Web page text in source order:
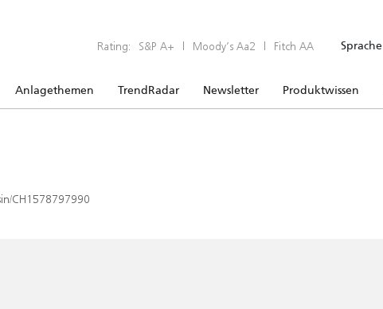
Rating: S&P A+ | Moody’s Aa2 | Fitch AA Sprache
Anlagethemen TrendRadar Newsletter Produktwissen
CH1578797990